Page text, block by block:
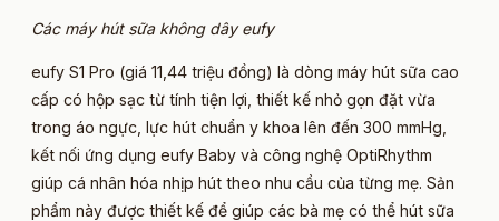
Các máy hút sữa không dây eufy
eufy S1 Pro (giá 11,44 triệu đồng) là dòng máy hút sữa cao
cấp có hộp sạc từ tính tiện lợi, thiết kế nhỏ gọn đặt vừa
trong áo ngực, lực hút chuẩn y khoa lên đến 300 mmHg,
kết nối ứng dụng eufy Baby và công nghệ OptiRhythm
giúp cá nhân hóa nhịp hút theo nhu cầu của từng mẹ. Sản
phẩm này được thiết kế để giúp các bà mẹ có thể hút sữa